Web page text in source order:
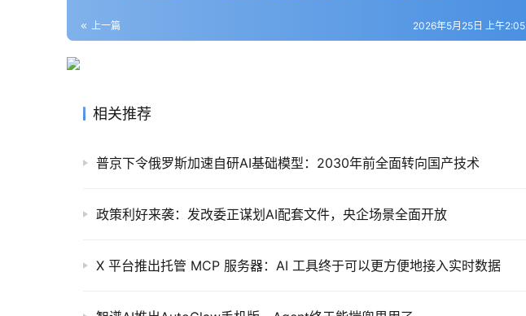
上一篇 2026年5月25日 上午2:05
相关推荐
普京下令俄罗斯加速自研AI基础模型：2030年前全面转向国产技术
政策利好来袭：发改委正谋划AI配套文件，央企场景全面开放
X 平台推出托管 MCP 服务器：AI 工具终于可以更方便地接入实时数据